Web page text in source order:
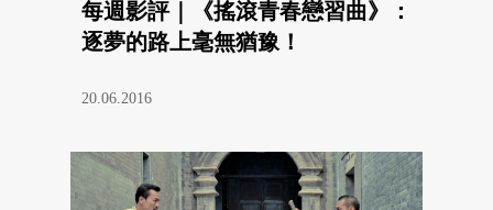
每週影評｜《搖滾青春戀習曲》：
逐夢的路上毫無猶豫！
20.06.2016